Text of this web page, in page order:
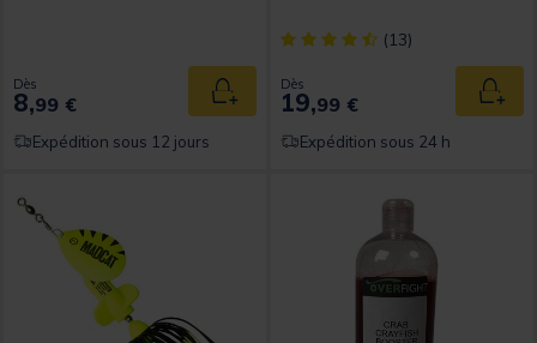
Dès
8,99 € Ajouter au panier
Expédition sous 12 jours
[object Object] out of 5
(13)
Dès
19,99 €
Expédition sous 24 h